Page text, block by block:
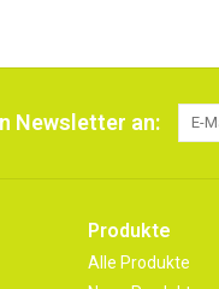
Newsletter an:
Produkte
Alle Produkte